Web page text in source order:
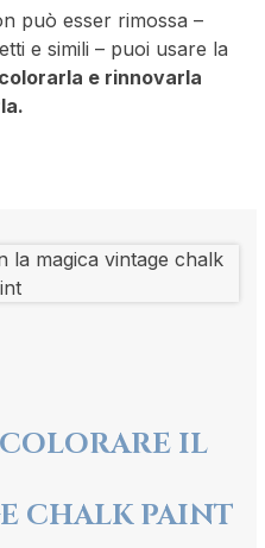
può esser rimossa –
e simili – puoi usare la
e rinnovarla
IL
CHALK PAINT